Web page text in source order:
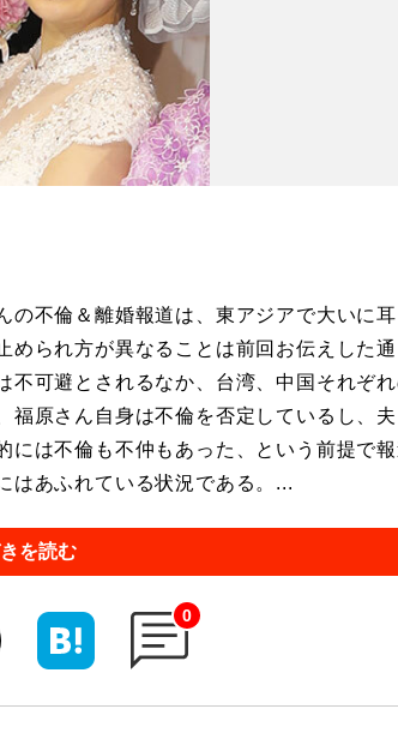
不倫＆離婚報道は、東アジアで大いに
められ方が異なることは前回お伝えした
不可避とされるなか、台湾、中国それぞ
福原さん自身は不倫を否定しているし、
は不倫も不仲もあった、という前提で報
はあふれている状況である。...
を読む
0